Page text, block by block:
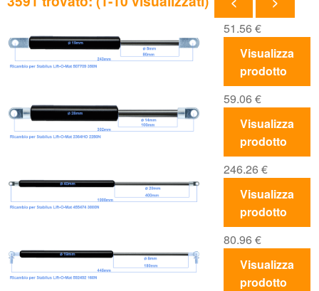
51.56 €
Visualizza
prodotto
59.06 €
Visualizza
prodotto
246.26 €
Visualizza
prodotto
80.96 €
Visualizza
prodotto